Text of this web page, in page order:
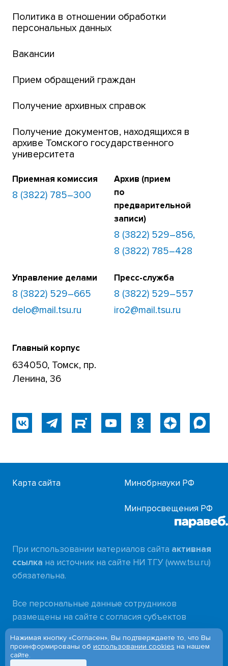
Интернет-лицей
Открытые онлайн-курсы (MOOCs)
Платежи онлайн
Банк инициатив по развитию университета
Политика в отношении обработки
персональных данных
Вакансии
Прием обращений граждан
Получение архивных справок
Получение документов, находящихся в
архиве Томского государственного
университета
Приемная комиссия
8 (3822) 785–300
Архив (прием
по
предварительной
записи)
8 (3822) 529–856,
8 (3822) 785–428
Управление делами
8 (3822) 529–665
delo@mail.tsu.ru
Пресс-служба
8 (3822) 529–557
iro2@mail.tsu.ru
Главный корпус
634050, Томск, пр.
Ленина, 36
Карта сайта Минобрнауки РФ
Минпросвещения РФ
При использовании материалов сайта активная
ссылка на источник на сайте НИ ТГУ (www.tsu.ru)
обязательна.
Все персональные данные сотрудников
размещены на сайте с согласия субъектов
персональных данных в соответствии с
требованиями
Федерального закона от 27.07.2006 № 152-ФЗ
Нажимая кнопку «Согласен», Вы подтверждаете то, что Вы
проинформированы об использовании cookies на нашем
сайте.